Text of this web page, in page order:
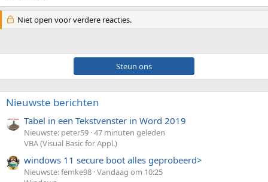
Niet open voor verdere reacties.
Steun ons
Nieuwste berichten
Tabel in een Tekstvenster in Word 2019
Nieuwste: peter59 47 minuten geleden
VBA (Visual Basic for Appl.)
windows 11 secure boot alles geprobeerd>
Nieuwste: femke98 Vandaag om 10:25